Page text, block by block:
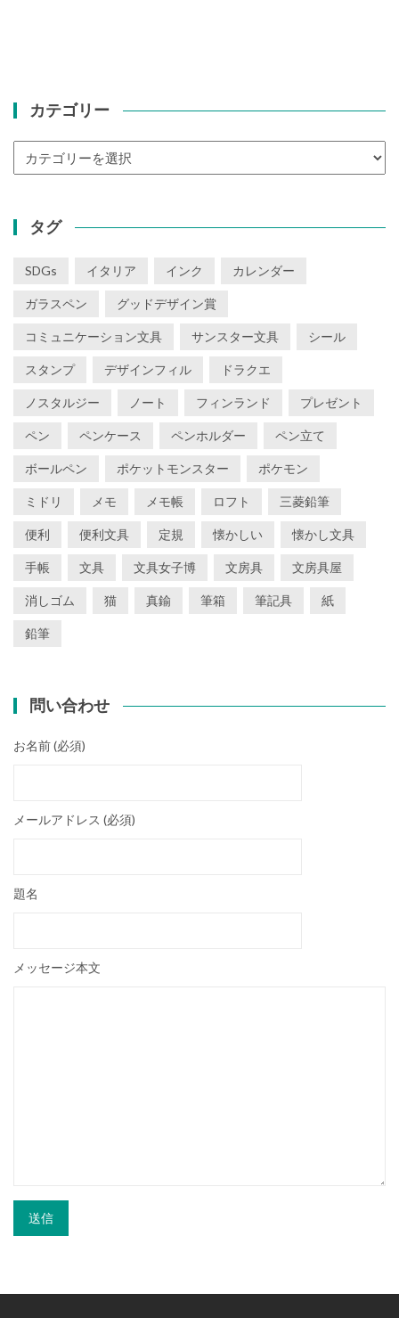
カテゴリー
タグ
SDGs イタリア インク カレンダー
ガラスペン グッドデザイン賞
コミュニケーション文具 サンスター文具 シール
スタンプ デザインフィル ドラクエ
ノスタルジー ノート フィンランド プレゼント
ペン ペンケース ペンホルダー ペン立て
ボールペン ポケットモンスター ポケモン
ミドリ メモ メモ帳 ロフト 三菱鉛筆
便利 便利文具 定規 懐かしい 懐かし文具
手帳 文具 文具女子博 文房具 文房具屋
消しゴム 猫 真鍮 筆箱 筆記具 紙
鉛筆
問い合わせ
お名前 (必須)
メールアドレス (必須)
題名
メッセージ本文